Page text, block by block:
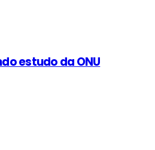
estudo da ONU